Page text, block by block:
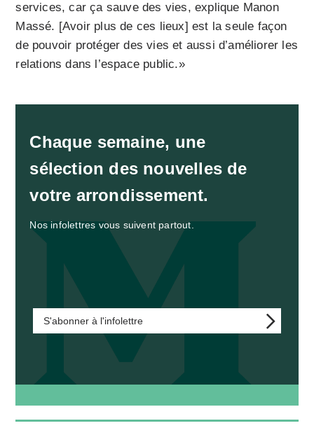
services, car ça sauve des vies, explique Manon
Massé. [Avoir plus de ces lieux] est la seule façon
de pouvoir protéger des vies et aussi d’améliorer les
relations dans l’espace public.»
Chaque semaine, une
sélection des nouvelles de
votre arrondissement.
Nos infolettres vous suivent partout.
S'abonner à l'infolettre